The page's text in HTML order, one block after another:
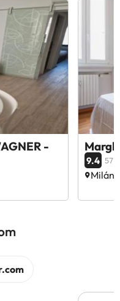
-
9.4 57
Milán,